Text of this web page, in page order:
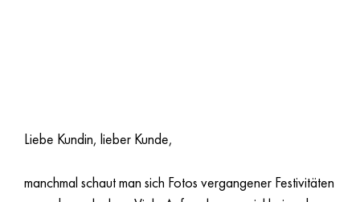
Liebe Kundin, lieber Kunde,
manchmal schaut man sich Fotos vergangener Festivitäten